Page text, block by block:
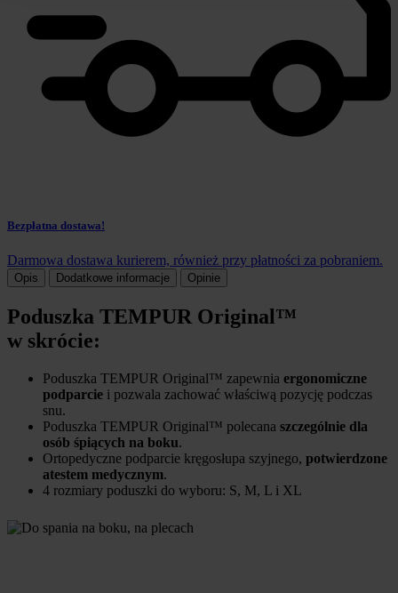
Bezpłatna dostawa!
Darmowa dostawa kurierem, również przy płatności za pobraniem.
Opis Dodatkowe informacje Opinie
Poduszka TEMPUR Original™
w skrócie:
Poduszka TEMPUR Original™ zapewnia ergonomiczne
podparcie i pozwala zachować właściwą pozycję podczas
snu.
Poduszka TEMPUR Original™ polecana szczególnie dla
osób śpiących na boku.
Ortopedyczne podparcie kręgosłupa szyjnego, potwierdzone
atestem medycznym.
4 rozmiary poduszki do wyboru: S, M, L i XL